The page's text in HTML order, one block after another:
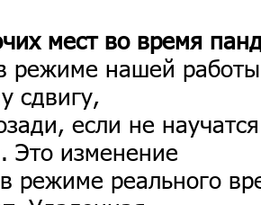
мест во время
режиме нашей
сдвигу,
если не
Это изменение
режиме реального